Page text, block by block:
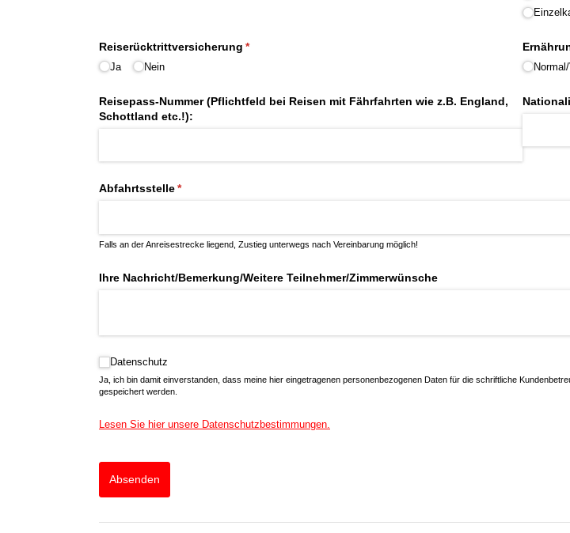
Reiserücktrittversicherung *
(erforderlich)
Ja Nein
Reisepass-Nummer (Pflichtfeld bei Reisen mit Fährfahrten wie z.B. England,
Schottland etc.!):
Abfahrtsstelle*
(erforderlich)
Falls an der Anreisestrecke liegend, Zustieg unterwegs nach Vereinbarung möglich!
Ihre Nachricht/​Bemerkung/​Weitere Teilnehmer/​Zimmerwünsche
Datenschutz
Datenschutz
Ja, ich bin damit einverstanden, dass meine hier eingetragenen personenbezogenen Daten für die schriftliche
gespeichert werden.
Lesen Sie hier unsere Datenschutzbestimmungen.
Absenden